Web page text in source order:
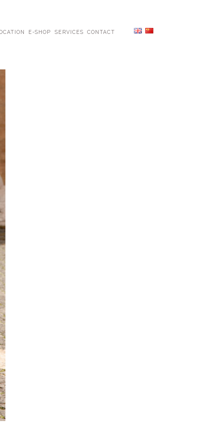
E-SHOP SERVICES CONTACT